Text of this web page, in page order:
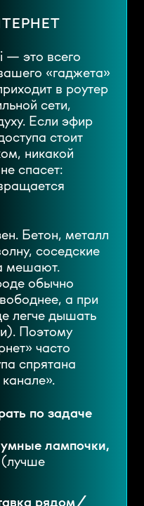
— это всего
«гаджета»
в роутер
сети,
Если эфир
стоит
никакой
спасет:
Бетон, металл
соседские
мешают.
обычно
а при
легче дышать
Поэтому
часто
спрятана
по задаче
лампочки,
рядом/